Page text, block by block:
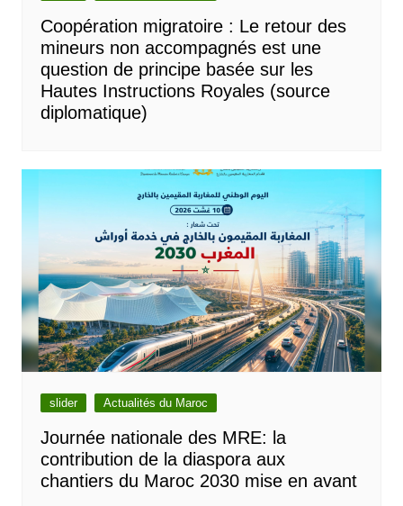
Coopération migratoire : Le retour des
mineurs non accompagnés est une
question de principe basée sur les
Hautes Instructions Royales (source
diplomatique)
slider Actualités du Maroc
Journée nationale des MRE: la
contribution de la diaspora aux
chantiers du Maroc 2030 mise en avant